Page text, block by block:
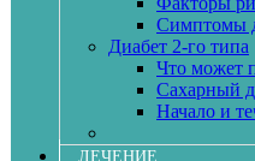
Симптомы
Диабет 2-го типа
Что может
Сахарный
Начало и
ЛЕЧЕНИЕ